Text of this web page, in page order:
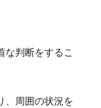
な判断をするこ
、周囲の状況を